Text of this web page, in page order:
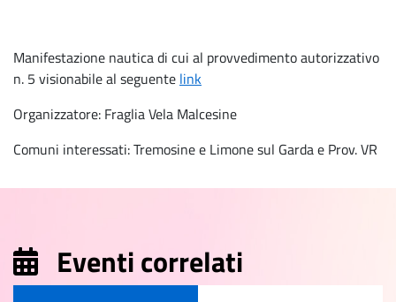
Manifestazione nautica di cui al provvedimento autorizzativo
n. 5 visionabile al seguente link
Organizzatore: Fraglia Vela Malcesine
Comuni interessati: Tremosine e Limone sul Garda e Prov. VR
Eventi correlati